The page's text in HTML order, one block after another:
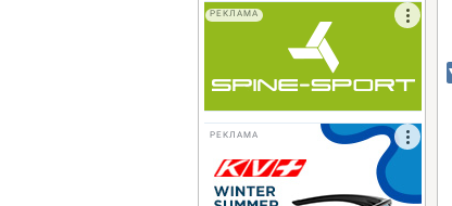
РЕКЛАМА
РЕКЛАМА